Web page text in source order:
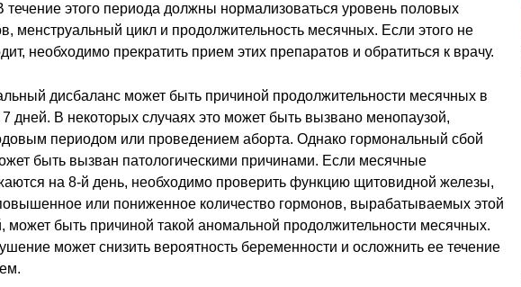
течение этого периода должны нормализоваться уровень половых
менструальный цикл и продолжительность месячных. Если этого не
необходимо прекратить прием этих препаратов и обратиться к врачу.
дисбаланс может быть причиной продолжительности месячных в
7 дней. В некоторых случаях это может быть вызвано менопаузой,
периодом или проведением аборта. Однако гормональный сбой
быть вызван патологическими причинами. Если месячные
на 8-й день, необходимо проверить функцию щитовидной железы,
или пониженное количество гормонов, вырабатываемых этой
может быть причиной такой аномальной продолжительности месячных.
может снизить вероятность беременности и осложнить ее течение